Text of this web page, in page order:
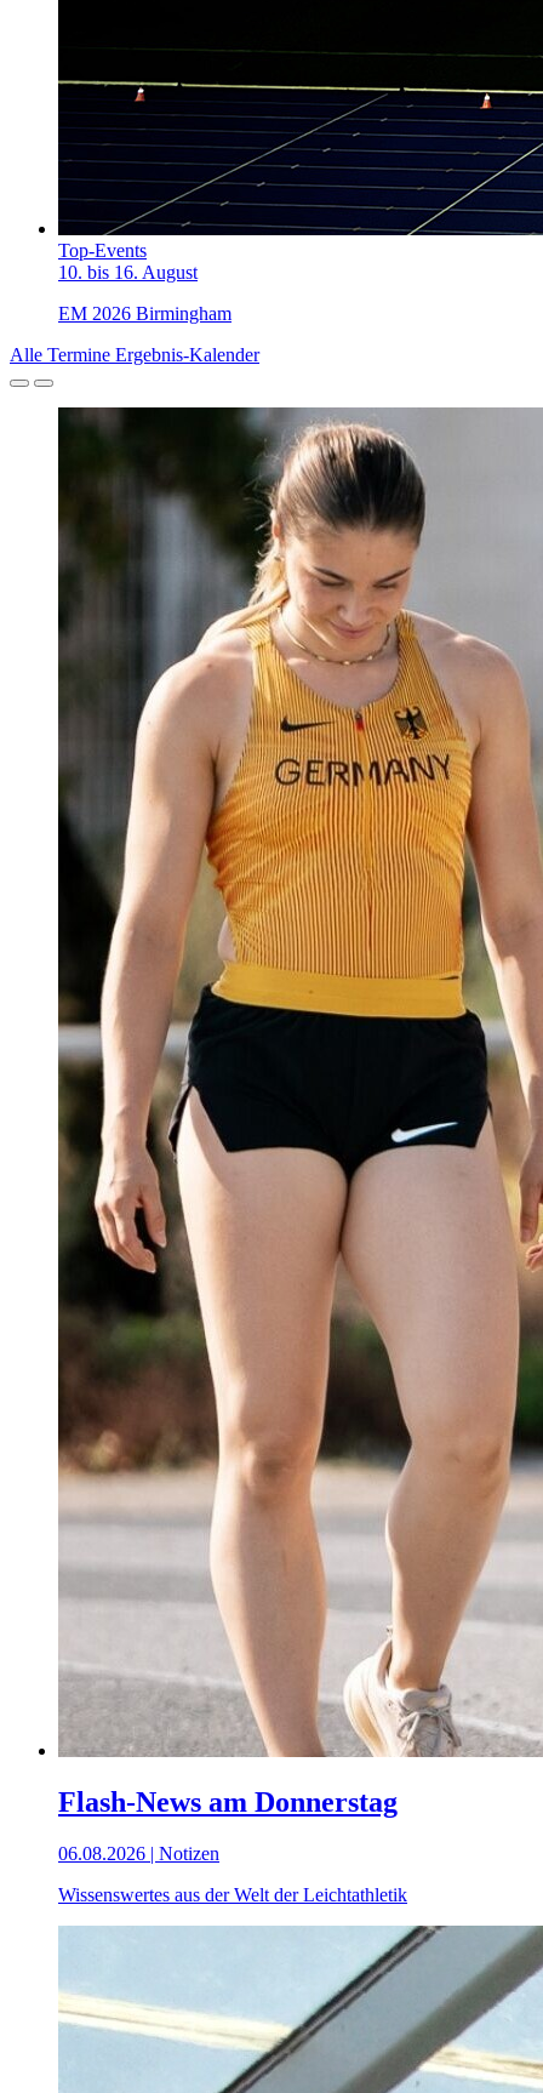
Top-Events
10. bis 16. August
EM 2026 Birmingham
Alle Termine Ergebnis-Kalender
Flash-News am Donnerstag
06.08.2026 | Notizen
Wissenswertes aus der Welt der Leichtathletik